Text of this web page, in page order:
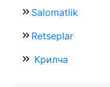
Salomatlik
Retseplar
Крилча